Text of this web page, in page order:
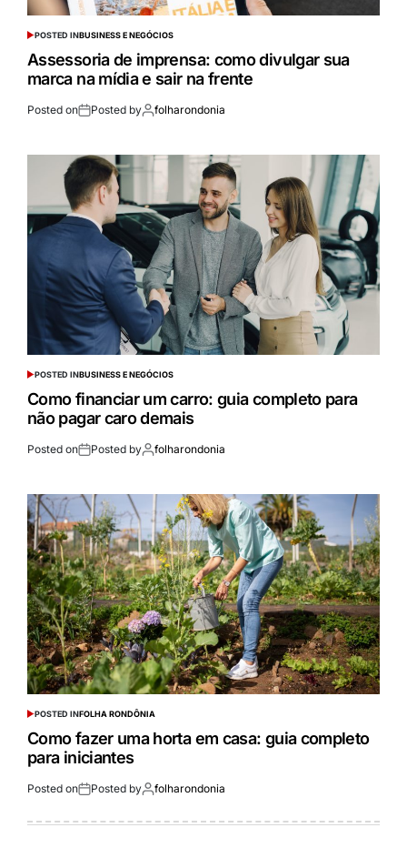
POSTED INBUSINESS E NEGÓCIOS
Assessoria de imprensa: como divulgar sua
marca na mídia e sair na frente
Posted on Posted by folharondonia
POSTED INBUSINESS E NEGÓCIOS
Como financiar um carro: guia completo para
não pagar caro demais
Posted on Posted by folharondonia
POSTED INFOLHA RONDÔNIA
Como fazer uma horta em casa: guia completo
para iniciantes
Posted on Posted by folharondonia